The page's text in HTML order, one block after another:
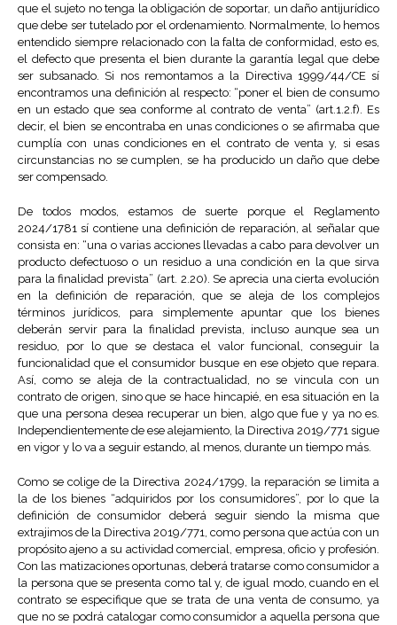
que el sujeto no tenga la obligación de soportar, un daño antijurídico
que debe ser tutelado por el ordenamiento. Normalmente, lo hemos
entendido siempre relacionado con la falta de conformidad, esto es,
el defecto que presenta el bien durante la garantía legal que debe
ser subsanado. Si nos remontamos a la Directiva 1999/44/CE sí
encontramos una definición al respecto: “poner el bien de consumo
en un estado que sea conforme al contrato de venta” (art.1.2.f). Es
decir, el bien se encontraba en unas condiciones o se afirmaba que
cumplía con unas condiciones en el contrato de venta y, si esas
circunstancias no se cumplen, se ha producido un daño que debe
ser compensado.
De todos modos, estamos de suerte porque el Reglamento
2024/1781 sí contiene una definición de reparación, al señalar que
consista en: “una o varias acciones llevadas a cabo para devolver un
producto defectuoso o un residuo a una condición en la que sirva
para la finalidad prevista” (art. 2.20). Se aprecia una cierta evolución
en la definición de reparación, que se aleja de los complejos
términos jurídicos, para simplemente apuntar que los bienes
deberán servir para la finalidad prevista, incluso aunque sea un
residuo, por lo que se destaca el valor funcional, conseguir la
funcionalidad que el consumidor busque en ese objeto que repara.
Así, como se aleja de la contractualidad, no se vincula con un
contrato de origen, sino que se hace hincapié, en esa situación en la
que una persona desea recuperar un bien, algo que fue y ya no es.
Independientemente de ese alejamiento, la Directiva 2019/771 sigue
en vigor y lo va a seguir estando, al menos, durante un tiempo más.
Como se colige de la Directiva 2024/1799, la reparación se limita a
la de los bienes “adquiridos por los consumidores”, por lo que la
definición de consumidor deberá seguir siendo la misma que
extrajimos de la Directiva 2019/771, como persona que actúa con un
propósito ajeno a su actividad comercial, empresa, oficio y profesión.
Con las matizaciones oportunas, deberá tratarse como consumidor a
la persona que se presenta como tal y, de igual modo, cuando en el
contrato se especifique que se trata de una venta de consumo, ya
que no se podrá catalogar como consumidor a aquella persona que